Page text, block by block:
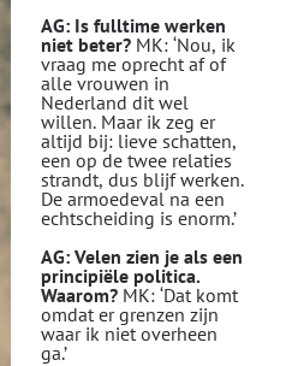
AG: Is fulltime werken
niet beter? MK: ‘Nou, ik
vraag me oprecht af of
alle vrouwen in
Nederland dit wel
willen. Maar ik zeg er
altijd bij: lieve schatten,
een op de twee relaties
strandt, dus blijf werken.
De armoedeval na een
echtscheiding is enorm.’
AG: Velen zien je als een
principiële politica.
Waarom?MK: ‘Dat komt
omdat er grenzen zijn
waar ik niet overheen
ga.’